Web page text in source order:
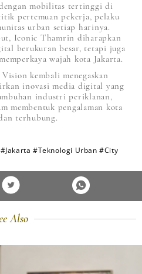
mobilitas tertinggi di
pertemuan pekerja, pelaku
urban setiap harinya.
Iconic Thamrin diharapkan
berukuran besar, tetapi juga
wajah kota Jakarta.
kembali menegaskan
inovasi media digital yang
industri periklanan,
membentuk pengalaman kota
terhubung.
#Jakarta #Teknologi Urban #City
Also